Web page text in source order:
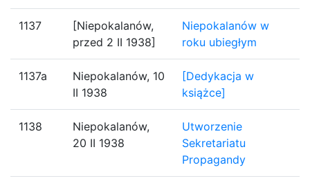
1137
[Niepokalanów,
przed 2 II 1938]
Niepokalanów w
roku ubiegłym
1137a
Niepokalanów, 10
II 1938
[Dedykacja w
książce]
1138
Niepokalanów,
20 II 1938
Utworzenie
Sekretariatu
Propagandy